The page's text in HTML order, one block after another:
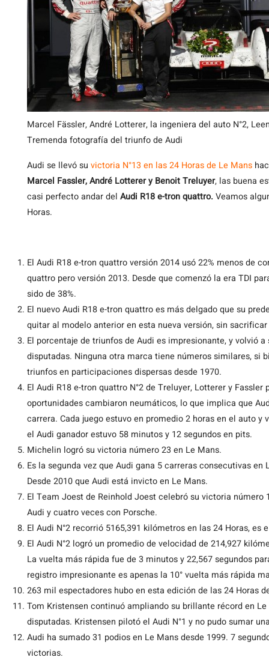
Marcel Fässler, André Lotterer, la ingeniera del auto N°2,
Tremenda fotografía del triunfo de Audi
Audi se llevó su victoria N°13 en las 24 Horas de Le Mans
Marcel Fassler, André Lotterer y Benoit Treluyer, las buena
casi perfecto andar del Audi R18 e-tron quattro. Veamos
Horas.
El Audi R18 e-tron quattro versión 2014 usó 22% menos de
quattro pero versión 2013. Desde que comenzó la era TDI
sido de 38%.
El nuevo Audi R18 e-tron quattro es más delgado que su
quitar al modelo anterior en esta nueva versión, sin
El porcentaje de triunfos de Audi es impresionante, y volvió
disputadas. Ninguna otra marca tiene números similares, si
triunfos en participaciones dispersas desde 1970.
El Audi R18 e-tron quattro N°2 de Treluyer, Lotterer y
oportunidades cambiaron neumáticos, lo que implica que
carrera. Cada juego estuvo en promedio 2 horas en el auto
el Audi ganador estuvo 58 minutos y 12 segundos en pits.
Michelin logró su victoria número 23 en Le Mans.
Es la segunda vez que Audi gana 5 carreras consecutivas
Desde 2010 que Audi está invicto en Le Mans.
El Team Joest de Reinhold Joest celebró su victoria número
Audi y cuatro veces con Porsche.
El Audi N°2 recorrió 5165,391 kilómetros en las 24 Horas,
El Audi N°2 logró un promedio de velocidad de 214,927
La vuelta más rápida fue de 3 minutos y 22,567 segundos
registro impresionante es apenas la 10° vuelta más rápida
263 mil espectadores hubo en esta edición de las 24 Horas
Tom Kristensen continuó ampliando su brillante récord en
disputadas. Kristensen pilotó el Audi N°1 y no pudo sumar
Audi ha sumado 31 podios en Le Mans desde 1999. 7
victorias.